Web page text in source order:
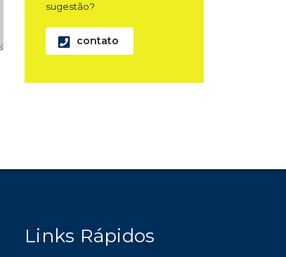
sugestão?
contato
Links Rápidos